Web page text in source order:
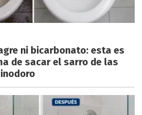
ni bicarbonato: esta es
de sacar el sarro de las